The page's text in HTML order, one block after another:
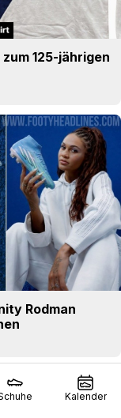
Kalender
125-jährigen
Rodman